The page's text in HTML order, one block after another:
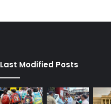
Last Modified Posts